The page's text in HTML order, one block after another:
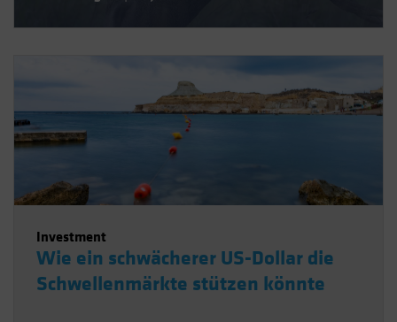
Investment
Wie ein schwächerer US-Dollar die
Schwellenmärkte stützen könnte